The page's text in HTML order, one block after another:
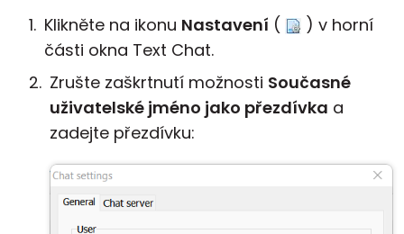
Klikněte na ikonu Nastavení (
) v horní
části okna Text Chat.
Zrušte zaškrtnutí možnosti Současné
uživatelské jméno jako přezdívka a
zadejte přezdívku: